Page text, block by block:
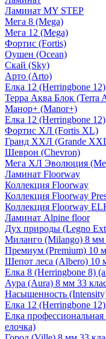
Ламинат MY STEP
Мега 8 (Mega)
Мега 12 (Mega)
Фортис (Fortis)
Оушен (Ocean)
Скай (Sky)
Арто (Arto)
Елка 12 (Herringbone 12)
Терра Аква Блок (Terra
Манор+ (Manor+)
Елка 12 (Herringbone 12)
Фортис ХЛ (Fortis XL)
Гранд ХХЛ (Grande
Шеврон (Chevron)
Мега ХЛ Эволюция
Ламинат Floorway
Коллекция Floorway
Коллекция Floorway
Коллекция Floorway
Ламинат Alpine floor
Дух природы (Legno
Миланго (Milango) 8 мм
Премиум (Premium) 10
Шепот леса (Albero) 10
Елка 8 (Herringbone 8)
Аура (Aura) 8 мм 33
Насыщенность
Елка 12 (Herringbone
Елка
елочка)